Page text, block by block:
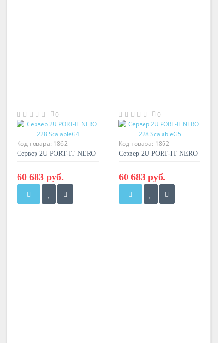
0
Код товара: 1862
Сервер 2U PORT-IT NERO
60 683 руб.
0
Код товара: 1862
Сервер 2U PORT-IT NERO
60 683 руб.